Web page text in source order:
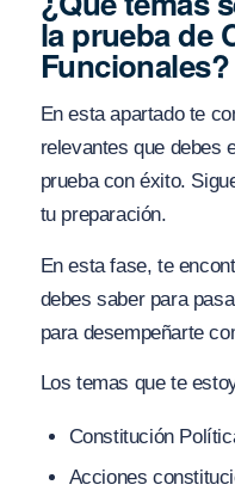
la prueba de
Funcionales?
En esta apartado te
relevantes que debes
prueba con éxito.
tu preparación.
En esta fase, te
debes saber para
para desempeñarte
Los temas que te
Constitución
Acciones